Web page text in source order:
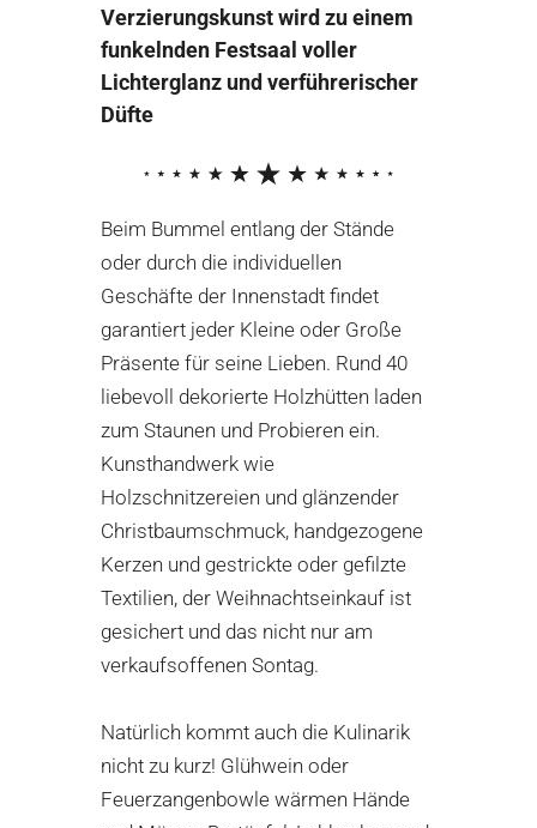
Verzierungskunst wird zu einem
funkelnden Festsaal voller
Lichterglanz und verführerischer
Düfte
Beim Bummel entlang der Stände
oder durch die individuellen
Geschäfte der Innenstadt findet
garantiert jeder Kleine oder Große
Präsente für seine Lieben. Rund 40
liebevoll dekorierte Holzhütten laden
zum Staunen und Probieren ein.
Kunsthandwerk wie
Holzschnitzereien und glänzender
Christbaumschmuck, handgezogene
Kerzen und gestrickte oder gefilzte
Textilien, der Weihnachtseinkauf ist
gesichert und das nicht nur am
verkaufsoffenen Sontag.
Natürlich kommt auch die Kulinarik
nicht zu kurz! Glühwein oder
Feuerzangenbowle wärmen Hände